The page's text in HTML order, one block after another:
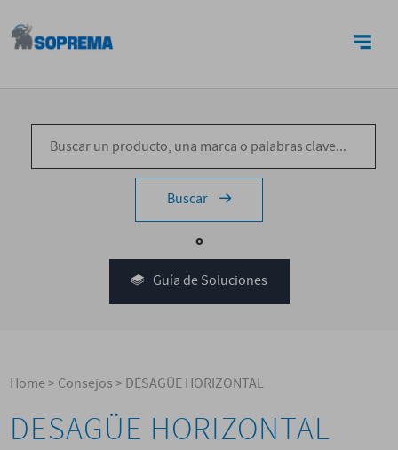
Buscar
o
Guía de Soluciones
Home>Consejos>DESAGÜE HORIZONTAL
DESAGÜE HORIZONTAL